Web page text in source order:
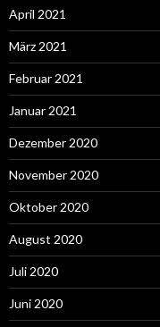
April 2021
März 2021
Februar 2021
Januar 2021
Dezember 2020
November 2020
Oktober 2020
August 2020
Juli 2020
Juni 2020